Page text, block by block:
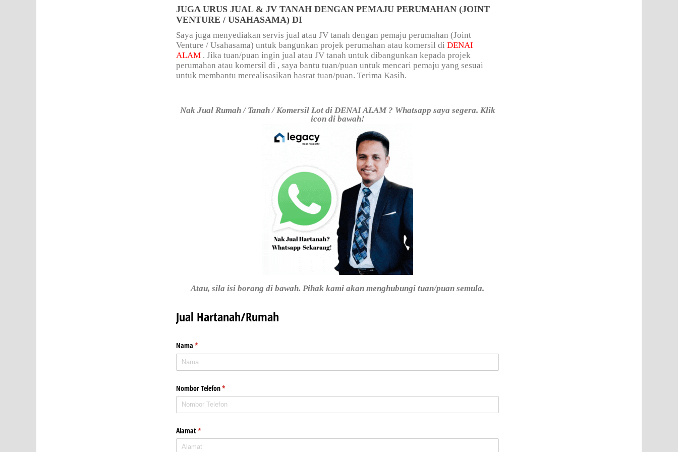
JUGA URUS JUAL & JV TANAH DENGAN PEMAJU PERUMAHAN (JOINT
VENTURE / USAHASAMA) DI
Saya juga menyediakan servis jual atau JV tanah dengan pemaju perumahan (Joint
Venture / Usahasama) untuk bangunkan projek perumahan atau komersil diDENAI
ALAM . Jika tuan/puan ingin jual atau JV tanah untuk dibangunkan kepada projek
perumahan atau komersil di , saya bantu tuan/puan untuk mencari pemaju yang sesuai
untuk membantu merealisasikan hasrat tuan/puan. Terima Kasih.
Nak Jual Rumah / Tanah / Komersil Lot di DENAI ALAM ? Whatsapp saya segera. Klik
icon di bawah!
Atau, sila isi borang di bawah. Pihak kami akan menghubungi tuan/puan semula.